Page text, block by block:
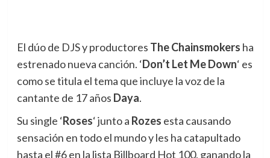
El dúo de DJS y productores The Chainsmokers ha
estrenado nueva canción. ‘Don’t Let Me Down‘ es
como se titula el tema que incluye la voz de la
cantante de 17 años Daya.
Su single ‘Roses‘ junto a Rozes esta causando
sensación en todo el mundo y les ha catapultado
hasta el #6 en la lista Billboard Hot 100, ganando la